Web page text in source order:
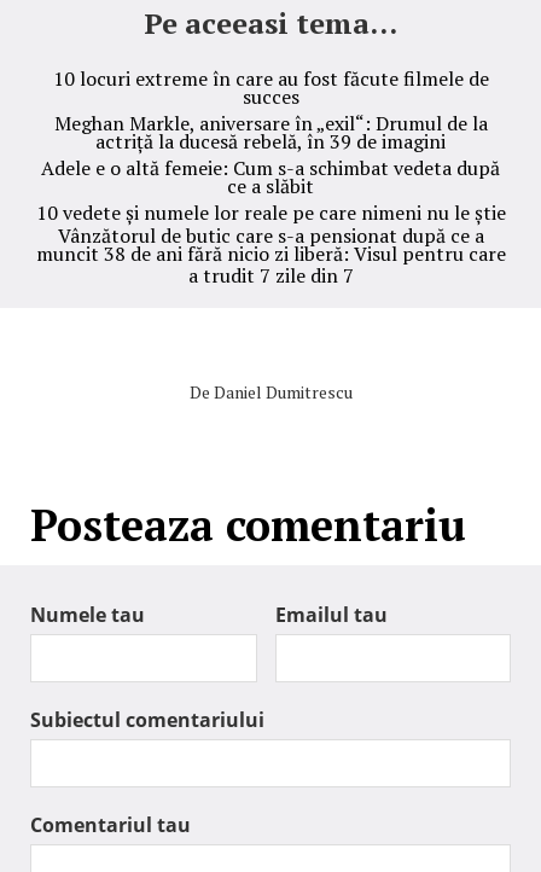
Pe aceeasi tema...
10 locuri extreme în care au fost făcute filmele de
succes
Meghan Markle, aniversare în „exil“: Drumul de la
actriță la ducesă rebelă, în 39 de imagini
Adele e o altă femeie: Cum s-a schimbat vedeta după
ce a slăbit
10 vedete și numele lor reale pe care nimeni nu le știe
Vânzătorul de butic care s-a pensionat după ce a
muncit 38 de ani fără nicio zi liberă: Visul pentru care
a trudit 7 zile din 7
De Daniel Dumitrescu
Posteaza comentariu
Numele tau Emailul tau
Subiectul comentariului
Comentariul tau